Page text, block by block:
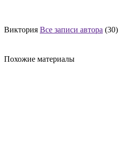
Виктория Все записи автора (30)
Похожие материалы